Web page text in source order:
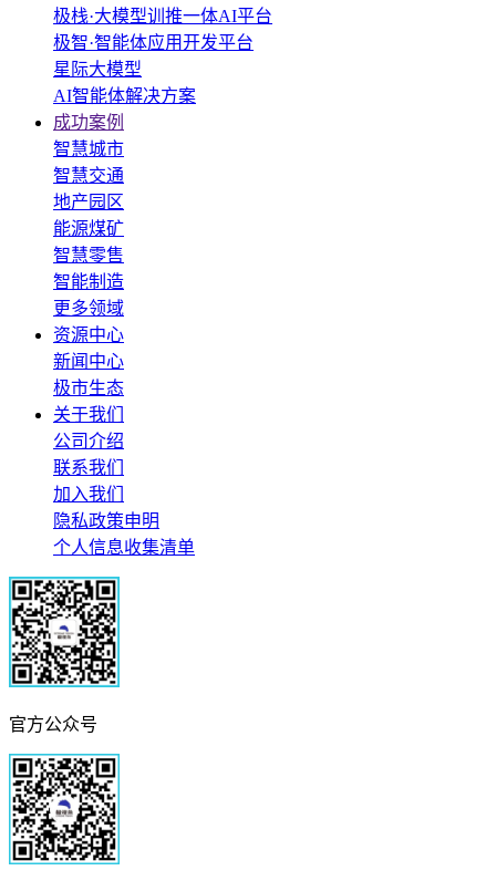
极栈·大模型训推一体AI平台
极智·智能体应用开发平台
星际大模型
AI智能体解决方案
成功案例
智慧城市
智慧交通
地产园区
能源煤矿
智慧零售
智能制造
更多领域
资源中心
新闻中心
极市生态
关于我们
公司介绍
联系我们
加入我们
隐私政策申明
个人信息收集清单
官方公众号